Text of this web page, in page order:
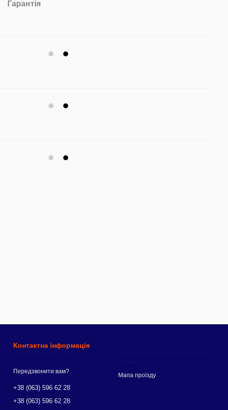
Гарантія
Контактна інформація
Передзвонити вам?
+38 (063) 596 62 28
+38 (063) 596 62 28
Мапа проїзду